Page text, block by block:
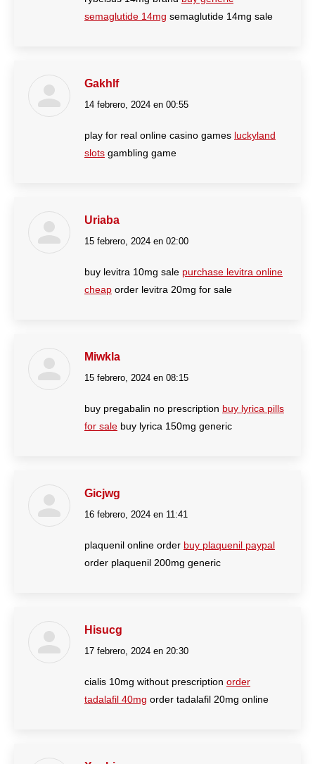
semaglutide 14mg semaglutide 14mg sale
Gakhlf
dice:
14 febrero, 2024 en 00:55
play for real online casino games luckyland
slots gambling game
Uriaba
dice:
15 febrero, 2024 en 02:00
buy levitra 10mg sale purchase levitra online
cheap order levitra 20mg for sale
Miwkla
dice:
15 febrero, 2024 en 08:15
buy pregabalin no prescription buy lyrica pills
for sale buy lyrica 150mg generic
Gicjwg
dice:
16 febrero, 2024 en 11:41
plaquenil online order buy plaquenil paypal
order plaquenil 200mg generic
Hisucg
dice:
17 febrero, 2024 en 20:30
cialis 10mg without prescription order
tadalafil 40mg order tadalafil 20mg online